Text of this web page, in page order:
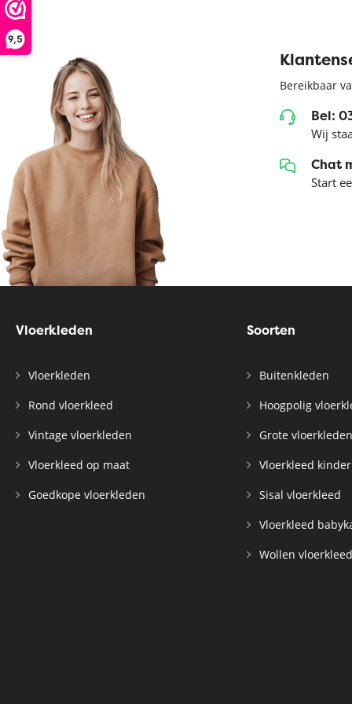
9,5
Bereikbaar
Bel:
Wij
Chat
Start
Vloerkleden
Vloerkleden
Rond vloerkleed
Vintage vloerkleden
Vloerkleed op maat
Goedkope vloerkleden
Soorten
Buitenkleden
Hoogpolig
Grote vloerkleden
Vloerkleed
Sisal vloerkleed
Vloerkleed
Wollen vloerkleed